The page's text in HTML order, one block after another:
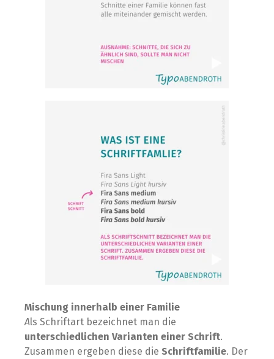
Mischung innerhalb einer Familie
Als Schriftart bezeichnet man die
unterschiedlichen Varianten einer Schrift.
Zusammen ergeben diese die Schriftfamilie. Der